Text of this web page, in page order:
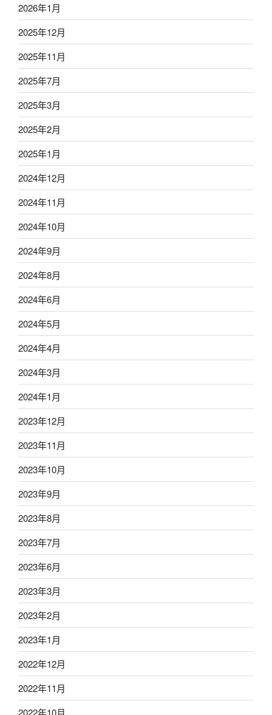
2026年1月
2025年12月
2025年11月
2025年7月
2025年3月
2025年2月
2025年1月
2024年12月
2024年11月
2024年10月
2024年9月
2024年8月
2024年6月
2024年5月
2024年4月
2024年3月
2024年1月
2023年12月
2023年11月
2023年10月
2023年9月
2023年8月
2023年7月
2023年6月
2023年3月
2023年2月
2023年1月
2022年12月
2022年11月
2022年10月